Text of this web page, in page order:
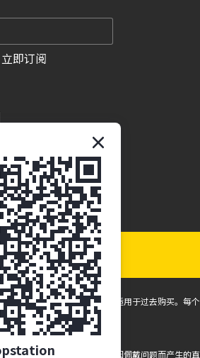
立即订阅
促销仅适用于未来购买，不适用于过去购买。每个
，本公司一概不负责。所有因佩戴问题而产生的直